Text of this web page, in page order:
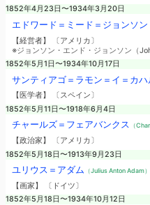
1852年4月23日〜1934年3月20日
エドワード＝ミード＝ジョンソン
【経営者】 〔アメリカ〕
※ジョンソン・エンド・ジョンソン（
1852年5月1日〜1934年10月17日
サンティアゴ＝ラモン＝イ＝カハ
【医学者】 〔スペイン〕
1852年5月11日〜1918年6月4日
チャールズ＝フェアバンクス （
【政治家】 〔アメリカ〕
1852年5月18日〜1913年9月23日
ユリウス＝アダム （Julius Anton Adam）
【画家】 〔ドイツ〕
1852年5月18日〜1934年10月12日